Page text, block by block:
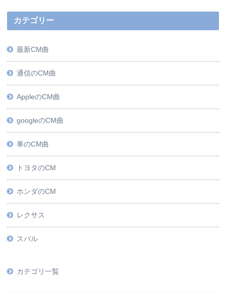
カテゴリー
最新CM曲
通信のCM曲
AppleのCM曲
googleのCM曲
車のCM曲
トヨタのCM
ホンダのCM
レクサス
スバル
カテゴリ一覧